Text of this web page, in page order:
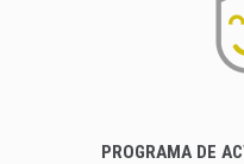
PROGRAMA DE